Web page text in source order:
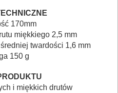
170mm
miękkiego 2,5 mm
twardości 1,6 mm
150 g
i miękkich drutów